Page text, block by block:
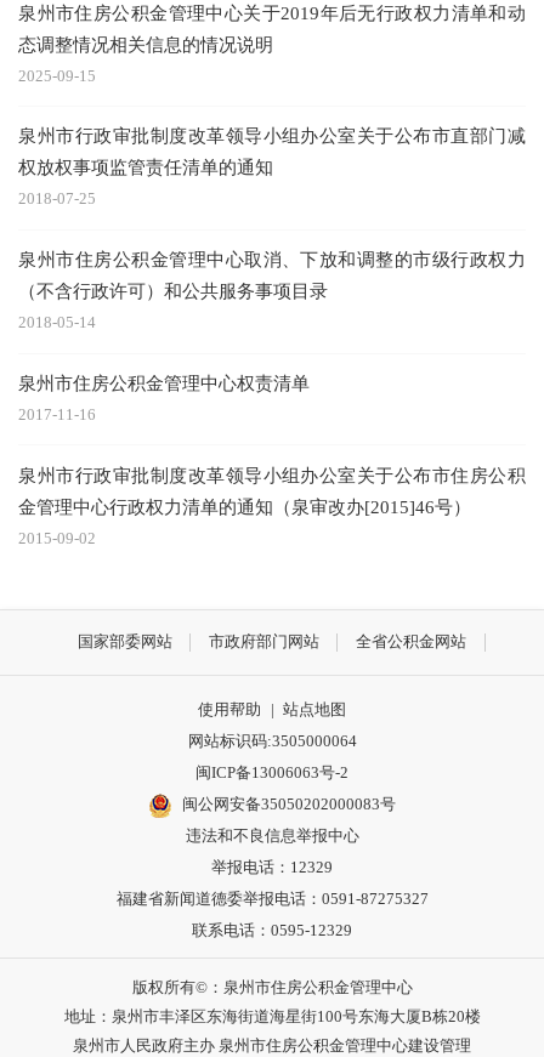
泉州市住房公积金管理中心关于2019年后无行政权力清单和动
态调整情况相关信息的情况说明
2025-09-15
泉州市行政审批制度改革领导小组办公室关于公布市直部门减
权放权事项监管责任清单的通知
2018-07-25
泉州市住房公积金管理中心取消、下放和调整的市级行政权力
（不含行政许可）和公共服务事项目录
2018-05-14
泉州市住房公积金管理中心权责清单
2017-11-16
泉州市行政审批制度改革领导小组办公室关于公布市住房公积
金管理中心行政权力清单的通知（泉审改办[2015]46号）
2015-09-02
国家部委网站 市政府部门网站 全省公积金网站
使用帮助 | 站点地图
网站标识码:3505000064
闽ICP备13006063号-2
闽公网安备35050202000083号
违法和不良信息举报中心
举报电话：12329
福建省新闻道德委举报电话：0591-87275327
联系电话：0595-12329
版权所有©：泉州市住房公积金管理中心
地址：泉州市丰泽区东海街道海星街100号东海大厦B栋20楼
泉州市人民政府主办 泉州市住房公积金管理中心建设管理